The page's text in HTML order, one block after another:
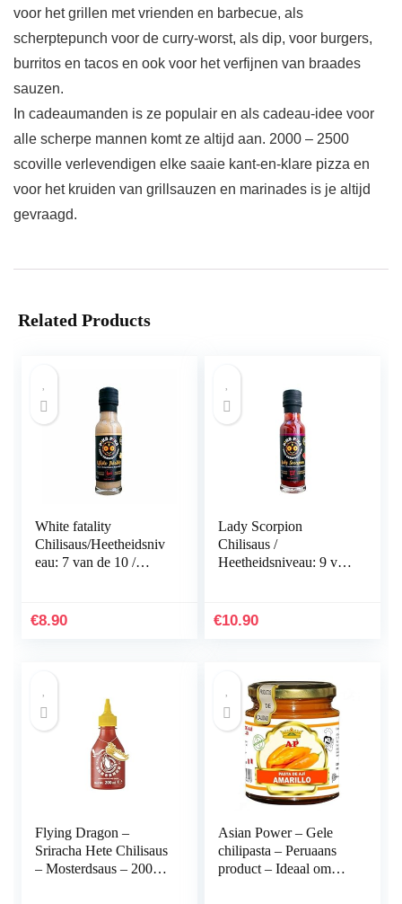
voor het grillen met vrienden en barbecue, als
scherptepunch voor de curry-worst, als dip, voor burgers,
burritos en tacos en ook voor het verfijnen van braades
sauzen.
In cadeaumanden is ze populair en als cadeau-idee voor
alle scherpe mannen komt ze altijd aan. 2000 – 2500
scoville verlevendigen elke saaie kant-en-klare pizza en
voor het kruiden van grillsauzen en marinades is je altijd
gevraagd.
Related Products
White fatality
Chilisaus/Heetheidsniv
eau: 7 van de 10 /
Chilisaus
€8.90
Lady Scorpion
Chilisaus /
Heetheidsniveau: 9 van
Hearts, Made in
€10.90
Flying Dragon –
Sriracha Hete Chilisaus
– Mosterdsaus – 200
Asian Power – Gele
chilipasta – Peruaans
product – Ideaal om